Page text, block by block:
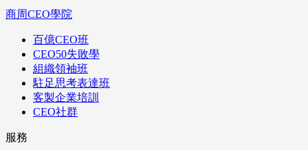
商周CEO學院
百億CEO班
CEO50失敗學
組織領袖班
駐足思考表達班
客製企業培訓
CEO社群
服務